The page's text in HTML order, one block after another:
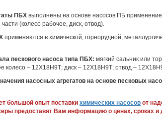
ПБХ выполнены на основе насосов ПБ
(колесо рабочее, диск, отвод).
применяются в химической, горнорудной,
пескового насоса типа ПБХ: мягкий сальник или
колесо – 12Х18Н9Т; диск – 12Х18Н9Т; отвод –
насосных агрегатов на основе песковых
большой опыт поставки химических насосов от
предоставят Вам информацию о ценах, сроках и